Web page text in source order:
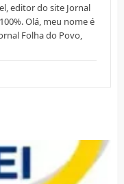
editor do site Jornal
Olá, meu nome é
Folha do Povo,